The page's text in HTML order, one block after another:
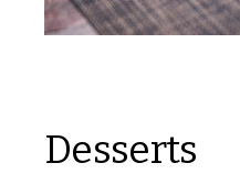
Desserts